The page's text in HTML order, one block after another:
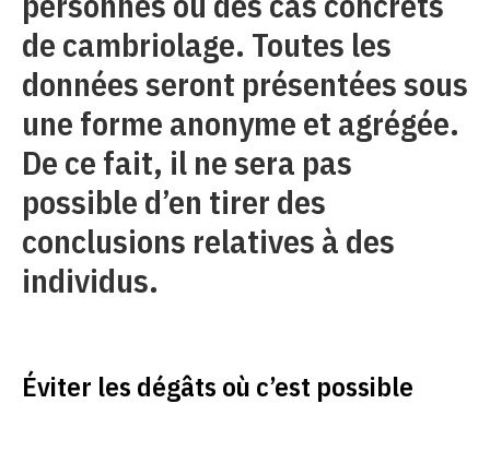
de cambriolage. Toutes les
données seront présentées sous
une forme anonyme et agrégée.
De ce fait, il ne sera pas
possible d’en tirer des
conclusions relatives à des
individus.
Éviter les dégâts où c’est possible